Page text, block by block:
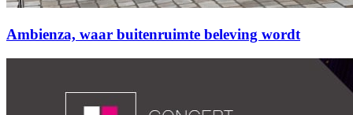
Ambienza, waar buitenruimte beleving wordt